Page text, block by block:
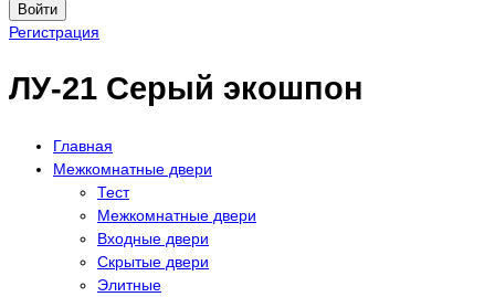
Войти
Регистрация
ЛУ-21 Серый экошпон
Главная
Межкомнатные двери
Тест
Межкомнатные двери
Входные двери
Скрытые двери
Элитные